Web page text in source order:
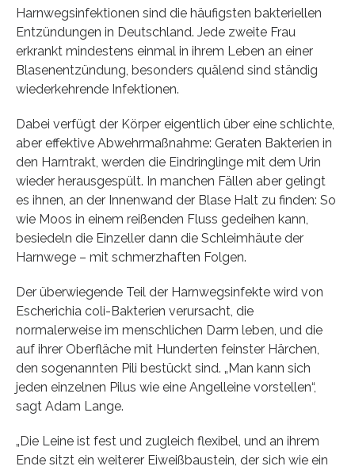
Harnwegsinfektionen sind die häufigsten bakteriellen
Entzündungen in Deutschland. Jede zweite Frau
erkrankt mindestens einmal in ihrem Leben an einer
Blasenentzündung, besonders quälend sind ständig
wiederkehrende Infektionen.
Dabei verfügt der Körper eigentlich über eine schlichte,
aber effektive Abwehrmaßnahme: Geraten Bakterien in
den Harntrakt, werden die Eindringlinge mit dem Urin
wieder herausgespült. In manchen Fällen aber gelingt
es ihnen, an der Innenwand der Blase Halt zu finden: So
wie Moos in einem reißenden Fluss gedeihen kann,
besiedeln die Einzeller dann die Schleimhäute der
Harnwege – mit schmerzhaften Folgen.
Der überwiegende Teil der Harnwegsinfekte wird von
Escherichia coli-Bakterien verursacht, die
normalerweise im menschlichen Darm leben, und die
auf ihrer Oberfläche mit Hunderten feinster Härchen,
den sogenannten Pili bestückt sind. „Man kann sich
jeden einzelnen Pilus wie eine Angelleine vorstellen“,
sagt Adam Lange.
„Die Leine ist fest und zugleich flexibel, und an ihrem
Ende sitzt ein weiterer Eiweißbaustein, der sich wie ein